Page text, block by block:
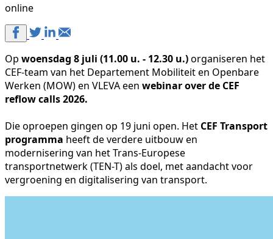
online
Op woensdag 8 juli (11.00 u. - 12.30 u.)organiseren het
CEF-team van het Departement Mobiliteit en Openbare
Werken (MOW) en VLEVA een webinar over de CEF
reflow calls 2026.
Die oproepen gingen op 19 juni open. Het CEF Transport
programma heeft de verdere uitbouw en
modernisering van het Trans-Europese
transportnetwerk (TEN-T) als doel, met aandacht voor
vergroening en digitalisering van transport.